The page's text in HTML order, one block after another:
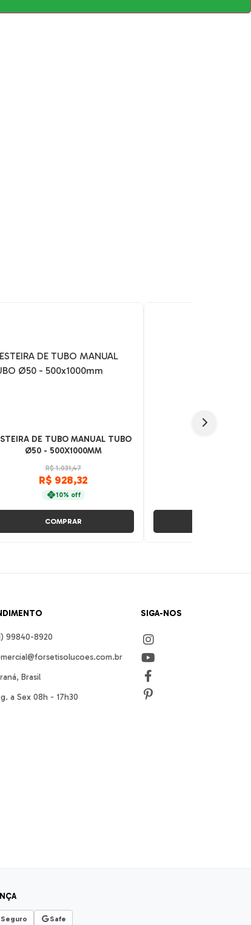
DE TUBO MANUAL TUBO
Ø50 - 500X1000MM
R$ 1.031,47
R$ 928,32
10% off
COMPRAR
99840-8920
Brasil
a Sex 08h - 17h30
SIGA-NOS
Seguro Safe